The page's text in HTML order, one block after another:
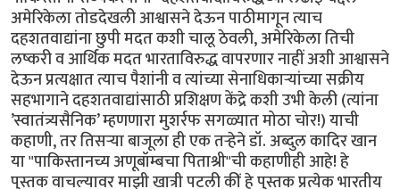
अमेरिकेला तोडदेखली आश्वासने देऊन पाठीमागून त्याच
दहशतवाद्यांना छुपी मदत कशी चालू ठेवली, अमेरिकेला तिची
लष्करी व आर्थिक मदत भारताविरुद्ध वापरणार नाहीं अशी आश्वासने
देऊन प्रत्यक्षात त्याच पैशांनी व त्यांच्या सेनाधिकार्‍यांच्या सक्रीय
सहभागाने दहशतवाद्यांसाठी प्रशिक्षण केंद्रे कशी उभी केली (त्यांना
’स्वातंत्र्यसैनिक’ म्हणणारा मुशर्रफ सगळ्यात मोठा चोर!) याची
कहाणी, तर तिसर्‍या बाजूला ही एक तर्‍हेने डॉ. अब्दुल कादिर खान
या "पाकिस्तानच्य अणूबॉम्बचा पिताश्री"ची कहाणीही आहे! हे
पुस्तक वाचल्यावर माझी खात्री पटली कीं हे पुस्तक प्रत्येक भारतीय